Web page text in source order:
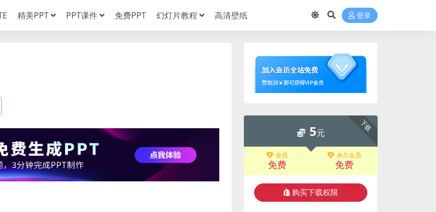
精美PPT PPT课件 免费PPT 幻灯片教程 高清壁纸 登录
下载
5元
会员
免费
永久会员
免费
购买下载权限